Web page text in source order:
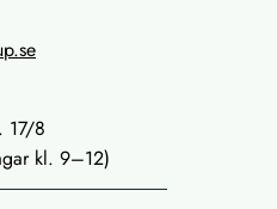
17/8
kl. 9–12)